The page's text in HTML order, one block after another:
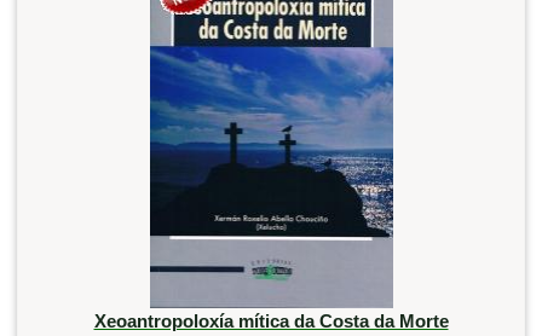
Xeoantropoloxía mítica da Costa da Morte